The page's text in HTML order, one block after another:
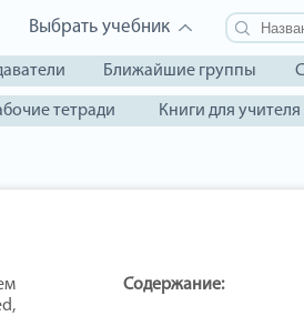
Выбрать учебник
Ближайшие группы
тетради Книги для учителя
Содержание: